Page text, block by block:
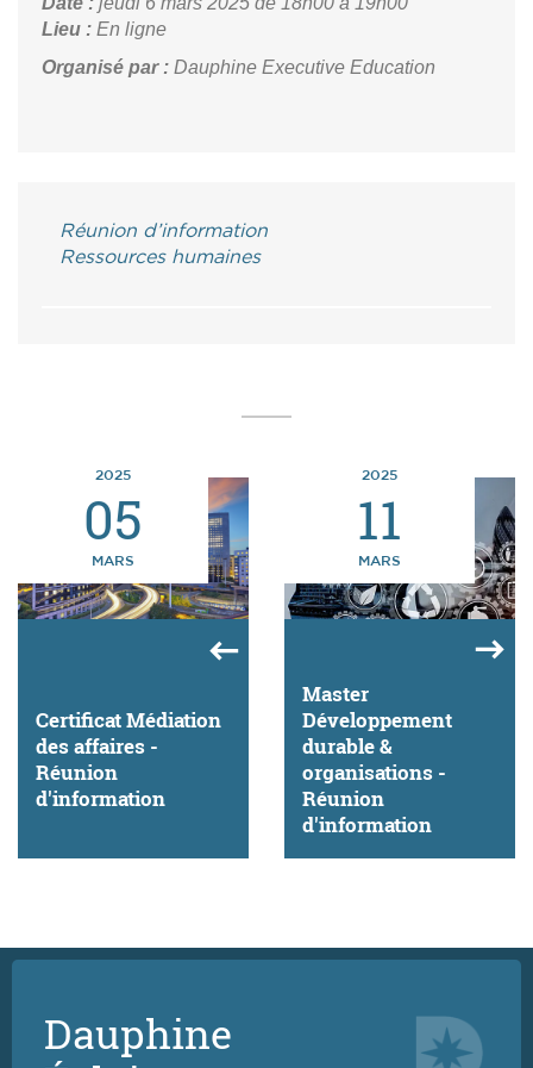
Lieu : En ligne
Organisé par : Dauphine Executive Education
Réunion d’information
Ressources humaines
2025
05
MARS
Certificat Médiation
des affaires -
Réunion
d'information
Master
Développement
durable &
organisations -
Réunion
d'information
2025
11
MARS
Dauphine